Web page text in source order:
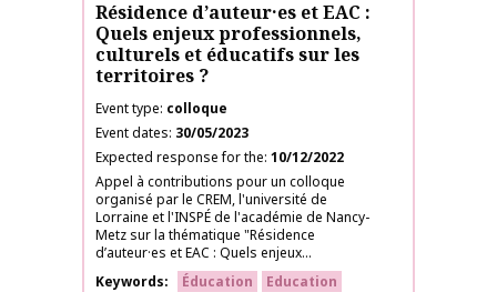
Résidence d’auteur·es et EAC :
Quels enjeux professionnels,
culturels et éducatifs sur les
territoires ?
Event type colloque
Event dates 30/05/2023
Expected response for the 10/12/2022
Appel à contributions pour un colloque
organisé par le CREM, l'université de
Lorraine et l'INSPÉ de l'académie de Nancy-
Metz sur la thématique "Résidence
d’auteur·es et EAC : Quels enjeux...
Keywords
Éducation
Education